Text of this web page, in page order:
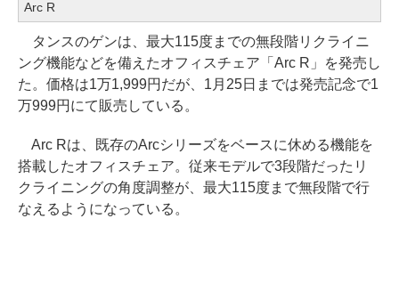
Arc R
タンスのゲンは、最大115度までの無段階リクライニ
ング機能などを備えたオフィスチェア「Arc R」を発売し
た。価格は1万1,999円だが、1月25日までは発売記念で1
万999円にて販売している。
Arc Rは、既存のArcシリーズをベースに休める機能を
搭載したオフィスチェア。従来モデルで3段階だったリ
クライニングの角度調整が、最大115度まで無段階で行
なえるようになっている。